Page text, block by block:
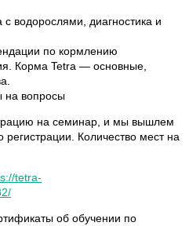
водорослями, диагностика и
по кормлению
Корма Tetra — основные,
на вопросы
на семинар, и мы вышлем
Количество мест на
tetra-
об обучении по